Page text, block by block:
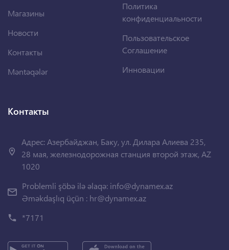
Магазины
Новости
Контакты
Məntəqələr
Политика
конфиденциальности
Пользовательское
Соглашение
Инновации
Контакты
Адрес: Азербайджан, Баку, ул. Дилара Алиева 235,
28 мая, железнодорожная станция второй этаж, AZ
1020
Problemli şöbə ilə əlaqə: info@dynamex.az
Əməkdaşlıq üçün : hr@dynamex.az
*7171